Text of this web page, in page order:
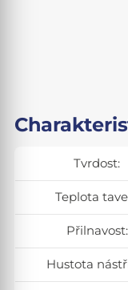
Tvrdost:
Teplota
Přilnavost:
Hustota